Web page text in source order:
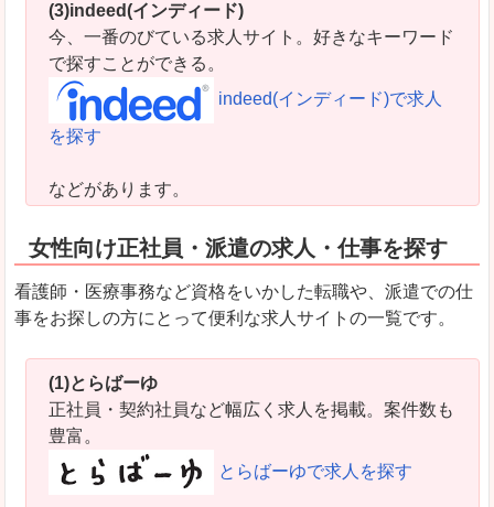
(3)indeed(インディード)
今、一番のびている求人サイト。好きなキーワード
で探すことができる。
indeed(インディード)で求人
を探す
などがあります。
女性向け正社員・派遣の求人・仕事を探す
看護師・医療事務など資格をいかした転職や、派遣での仕
事をお探しの方にとって便利な求人サイトの一覧です。
(1)とらばーゆ
正社員・契約社員など幅広く求人を掲載。案件数も
豊富。
とらばーゆで求人を探す